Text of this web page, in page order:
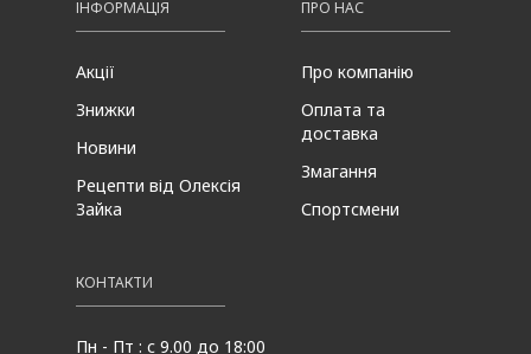
ІНФОРМАЦІЯ
Акції
Знижки
Новини
Рецепти від Олексія
Зайка
ПРО НАС
Про компанію
Оплата та
доставка
Змагання
Спортсмени
КОНТАКТИ
Пн - Пт : с 9.00 до 18:00